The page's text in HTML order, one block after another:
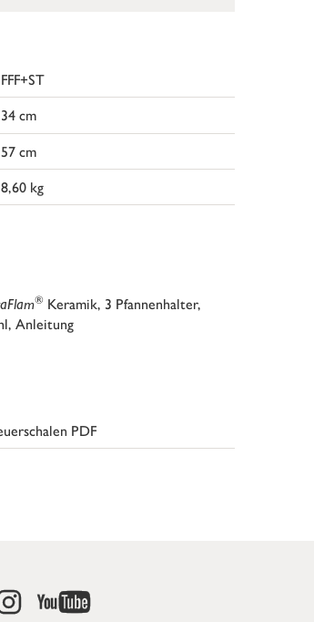
FFF+ST
34 cm
57 cm
8,60 kg
® Keramik, 3 Pfannenhalter,
Anleitung
PDF